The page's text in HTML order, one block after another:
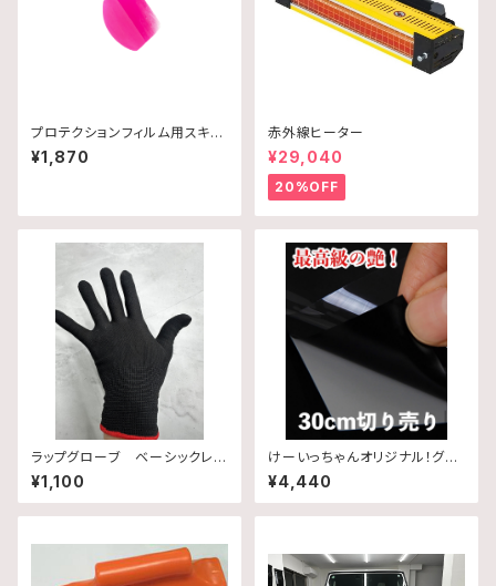
プロテクションフィルム用スキー
ジー 丸型
¥1,870
赤外線ヒーター
¥29,040
20%OFF
ラップグローブ ベーシックレベ
ル
¥1,100
けーいっちゃんオリジナル！グロ
スブラックプロテクションフィル
ム
¥4,440